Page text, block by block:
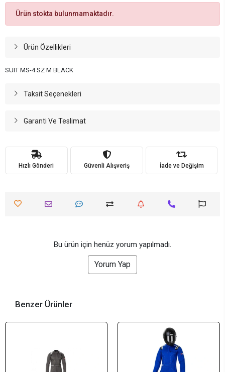
Ürün stokta bulunmamaktadır.
Ürün Özellikleri
SUIT MS-4 SZ M BLACK
Taksit Seçenekleri
Garanti Ve Teslimat
Hızlı Gönderi Güvenli Alışveriş İade ve Değişim
Bu ürün için henüz yorum yapılmadı.
Yorum Yap
Benzer Ürünler